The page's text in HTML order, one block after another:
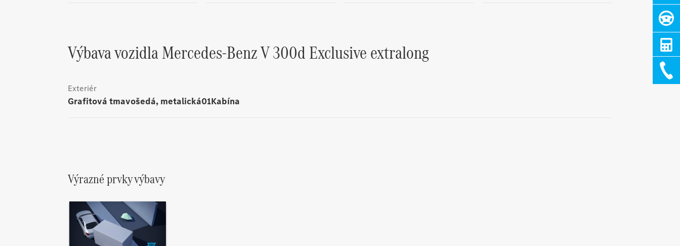
Výbava vozidlaMercedes-BenzV 300d Exclusive extralong
Grafitová tmavošedá, metalická01Kabína
Exteriér
Výrazné prvky výbavy